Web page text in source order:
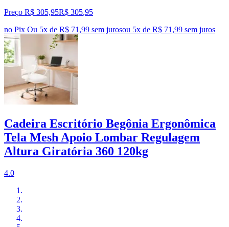
Preço R$ 305,95R$ 305,95
no Pix Ou 5x de R$ 71,99 sem jurosou 5x de R$ 71,99 sem juros
Cadeira Escritório Begônia Ergonômica
Tela Mesh Apoio Lombar Regulagem
Altura Giratória 360 120kg
4.0